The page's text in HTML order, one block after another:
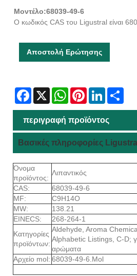
Μοντέλο:68039-49-6
Ο κωδικός CAS του Ligustral είναι
Αποστολή Ερώτησης
Facebook
X WhatsAppPinterestLinkedIn
περιγραφή προϊόντος
Βασικές πληροφορίες Ligustral
Όνομα
προϊόντος:
Λιπαντικός
CAS:
68039-49-6
MF:
C9H14O
MW:
138.21
EINECS:
268-264-1
Κατηγορίες
προϊόντων:
Aldehyde, Aroma
Alphabetic Listings, C-D;
αρώματα
Αρχείο mol: 68039-49-6.Mol